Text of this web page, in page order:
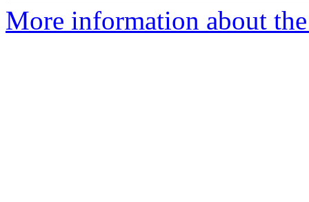
More information about